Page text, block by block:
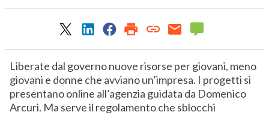
Liberate dal governo nuove risorse per giovani, meno
giovani e donne che avviano un’impresa. I progetti si
presentano online all’agenzia guidata da Domenico
Arcuri. Ma serve il regolamento che sblocchi